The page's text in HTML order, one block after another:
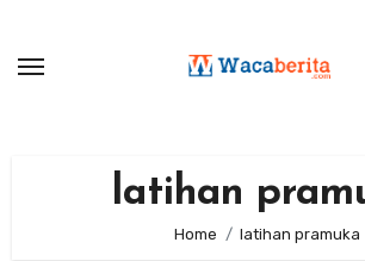
content
latihan
Home latihan pramuka